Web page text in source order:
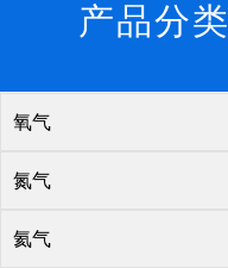
产品分类
氧气
氮气
氦气